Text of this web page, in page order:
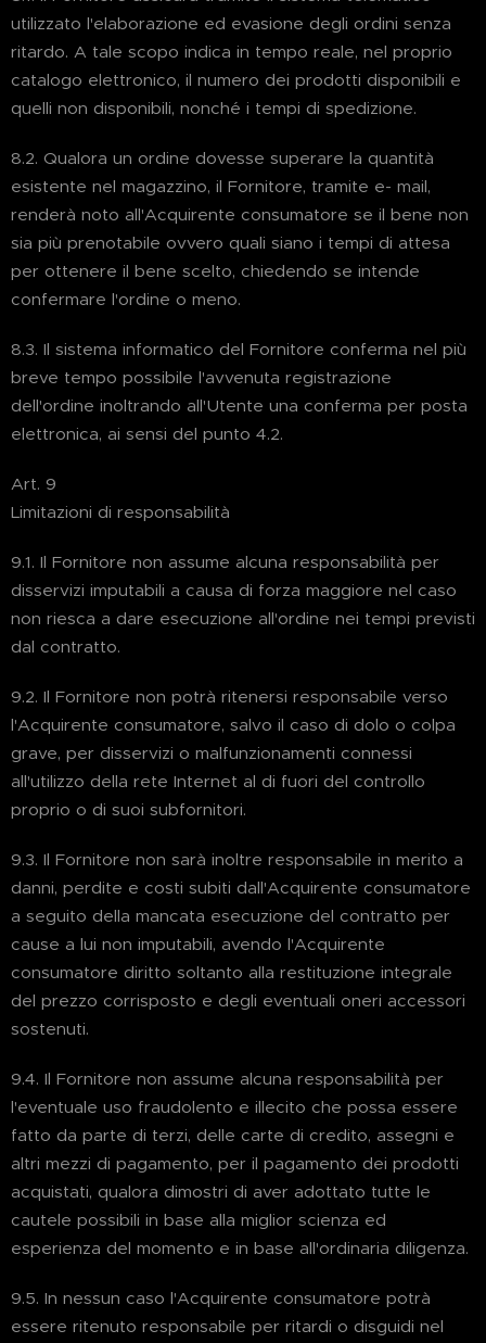
utilizzato l'elaborazione ed evasione degli ordini senza
ritardo. A tale scopo indica in tempo reale, nel proprio
catalogo elettronico, il numero dei prodotti disponibili e
quelli non disponibili, nonché i tempi di spedizione.
8.2. Qualora un ordine dovesse superare la quantità
esistente nel magazzino, il Fornitore, tramite e- mail,
renderà noto all'Acquirente consumatore se il bene non
sia più prenotabile ovvero quali siano i tempi di attesa
per ottenere il bene scelto, chiedendo se intende
confermare l'ordine o meno.
8.3. Il sistema informatico del Fornitore conferma nel più
breve tempo possibile l'avvenuta registrazione
dell'ordine inoltrando all'Utente una conferma per posta
elettronica, ai sensi del punto 4.2.
Art. 9
Limitazioni di responsabilità
9.1. Il Fornitore non assume alcuna responsabilità per
disservizi imputabili a causa di forza maggiore nel caso
non riesca a dare esecuzione all'ordine nei tempi previsti
dal contratto.
9.2. Il Fornitore non potrà ritenersi responsabile verso
l'Acquirente consumatore, salvo il caso di dolo o colpa
grave, per disservizi o malfunzionamenti connessi
all'utilizzo della rete Internet al di fuori del controllo
proprio o di suoi subfornitori.
9.3. Il Fornitore non sarà inoltre responsabile in merito a
danni, perdite e costi subiti dall'Acquirente consumatore
a seguito della mancata esecuzione del contratto per
cause a lui non imputabili, avendo l'Acquirente
consumatore diritto soltanto alla restituzione integrale
del prezzo corrisposto e degli eventuali oneri accessori
sostenuti.
9.4. Il Fornitore non assume alcuna responsabilità per
l'eventuale uso fraudolento e illecito che possa essere
fatto da parte di terzi, delle carte di credito, assegni e
altri mezzi di pagamento, per il pagamento dei prodotti
acquistati, qualora dimostri di aver adottato tutte le
cautele possibili in base alla miglior scienza ed
esperienza del momento e in base all'ordinaria diligenza.
9.5. In nessun caso l'Acquirente consumatore potrà
essere ritenuto responsabile per ritardi o disguidi nel